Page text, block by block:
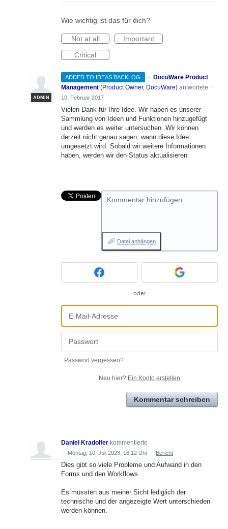
Wie wichtig ist das für dich?
Not at all
Important
Critical
ADDED TO IDEAS BACKLOG ·
ADMIN
DocuWare Product
Management (Product Owner, DocuWare) antwortete
·
10. Februar 2017
Vielen Dank für Ihre Idee. Wir haben es unserer
Sammlung von Ideen und Funktionen hinzugefügt
und werden es weiter untersuchen. Wir können
derzeit nicht genau sagen, wann diese Idee
umgesetzt wird. Sobald wir weitere Informationen
haben, werden wir den Status aktualisieren.
Kommentar hinzufügen…
Datei anhängen
oder
Passwort vergessen?
Neu hier? Ein Konto erstellen
Kommentar schreiben
Daniel Kradolfer kommentierte
· Montag, 10. Juli 2023, 16:12 Uhr · Bericht
Dies gibt so viele Probleme und Aufwand in den
Forms und den Workflows.
Es müssten aus meiner Sicht lediglich der
technische und der angezeigte Wert unterschieden
werden können.